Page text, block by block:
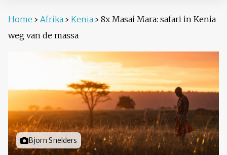
Home › Afrika › Kenia › 8x Masai Mara: safari in Kenia
weg van de massa
Foto door
Bjorn Snelders